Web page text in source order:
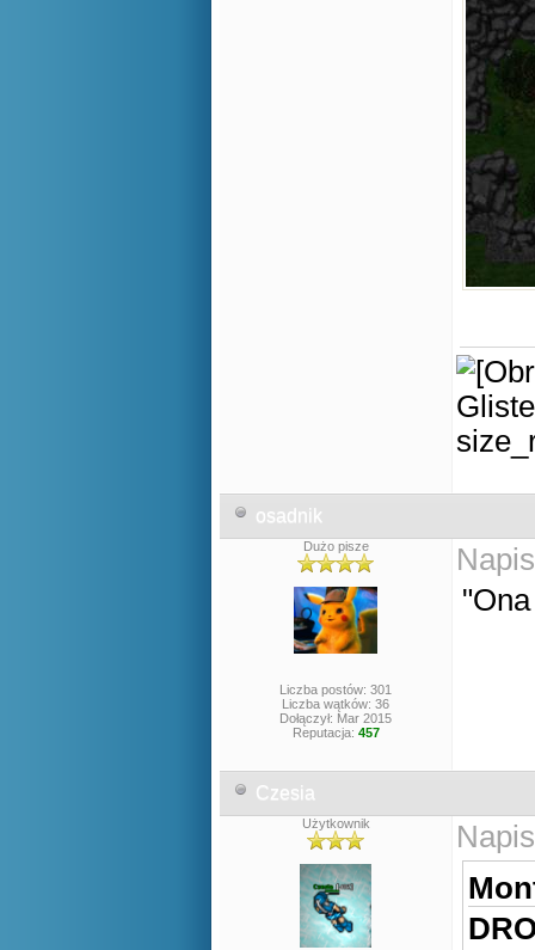
osadnik
Dużo pisze
Liczba postów: 301
Liczba wątków: 36
Dołączył: Mar 2015
Reputacja: 457
Czesia
Użytkownik